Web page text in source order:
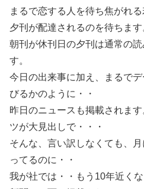
まるで恋する人を待ち焦がれ
夕刊が配達されるのを待ちます
朝刊が休刊日の夕刊は通常の
す。
今日の出来事に加え、まるで
びるかのように・・
昨日のニュースも掲載されま
ツが大見出しで・・・
そんな、言い訳しなくても、
ってるのに・・
我が社では・・もう10年近く